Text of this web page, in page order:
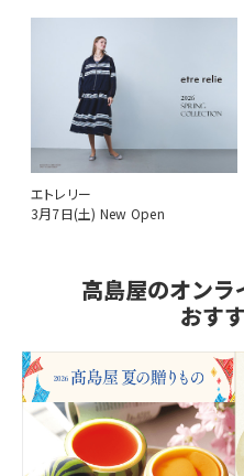
エトレリー
3月7日(土) New Open
高島屋のオン
おす